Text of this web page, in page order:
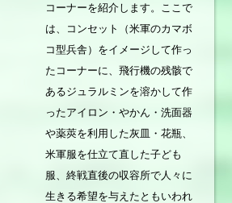
コーナーを紹介します。ここで
は、コンセット（米軍のカマボ
コ型兵舎）をイメージして作っ
たコーナーに、飛行機の残骸で
あるジュラルミンを溶かして作
ったアイロン・やかん・洗面器
や薬莢を利用した灰皿・花瓶、
米軍服を仕立て直した子ども
服、終戦直後の収容所で人々に
生きる希望を与えたともいわれ